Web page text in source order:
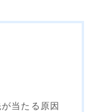
当たる原因